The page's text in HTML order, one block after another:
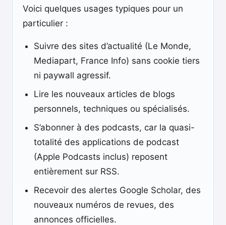
Voici quelques usages typiques pour un
particulier :
Suivre des sites d’actualité (Le Monde,
Mediapart, France Info) sans cookie tiers
ni paywall agressif.
Lire les nouveaux articles de blogs
personnels, techniques ou spécialisés.
S’abonner à des podcasts, car la quasi-
totalité des applications de podcast
(Apple Podcasts inclus) reposent
entièrement sur RSS.
Recevoir des alertes Google Scholar, des
nouveaux numéros de revues, des
annonces officielles.